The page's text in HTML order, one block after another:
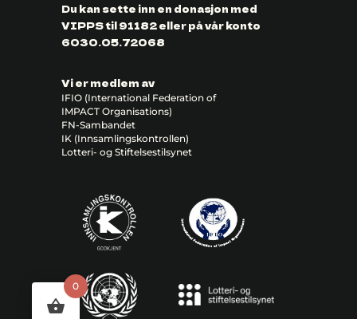
Du kan sette inn en donasjon med
VIPPS til 91182 eller på vår konto
6030.05.72068
Vi er medlem av
IFIO (International Federation of
IMPACT Organisations)
FN-Sambandet
IK (Innsamlingskontrollen)
Lotteri- og Stiftelsestilsynet
0